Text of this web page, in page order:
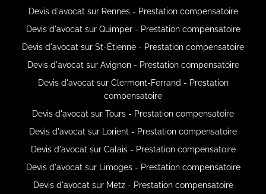
Devis d'avocat sur Rennes - Prestation compensatoire
Devis d'avocat sur Quimper - Prestation compensatoire
Devis d'avocat sur St-Étienne - Prestation compensatoire
Devis d'avocat sur Avignon - Prestation compensatoire
Devis d'avocat sur Clermont-Ferrand - Prestation
compensatoire
Devis d'avocat sur Tours - Prestation compensatoire
Devis d'avocat sur Lorient - Prestation compensatoire
Devis d'avocat sur Calais - Prestation compensatoire
Devis d'avocat sur Limoges - Prestation compensatoire
Devis d'avocat sur Metz - Prestation compensatoire